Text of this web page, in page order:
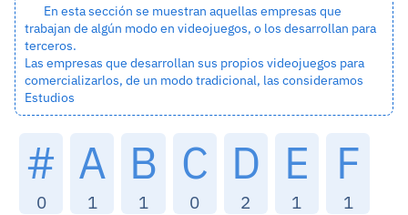
En esta sección se muestran aquellas empresas que
trabajan de algún modo en videojuegos, o los desarrollan para
terceros.
Las empresas que desarrollan sus propios videojuegos para
comercializarlos, de un modo tradicional, las consideramos
Estudios
#
0
A
1
B
1
C
0
D
2
E
1
F
1